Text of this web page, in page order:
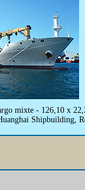
mixte - 126,10 x
Shipbuilding,